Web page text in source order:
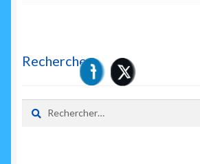
Rechercher
Rechercher :